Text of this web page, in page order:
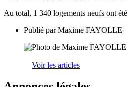
Au total, 1 340 logements neufs ont
Publié parMaxime FAYOLLE
Voir les articles